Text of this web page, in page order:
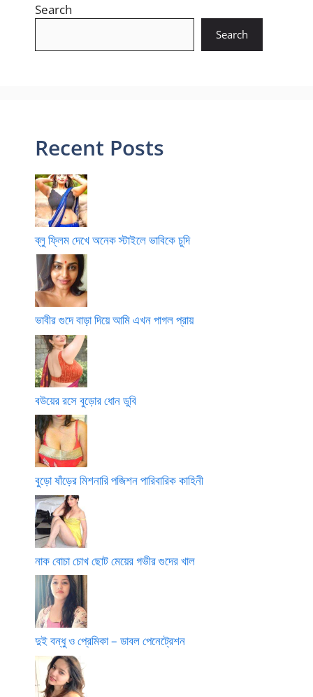
Search
Search
Recent Posts
ব্লু ফ্লিম দেখে অনেক স্টাইলে ভাবিকে চুদি
ভাবীর গুদে বাড়া দিয়ে আমি এখন পাগল প্রায়
বউয়ের রসে বুড়োর ধোন ডুবি
বুড়ো ষাঁড়ের মিশনারি পজিশন পারিবারিক কাহিনী
নাক বোচা চোখ ছোট মেয়ের গভীর গুদের খাল
দুই বন্ধু ও প্রেমিকা – ডাবল পেনেট্রেশন